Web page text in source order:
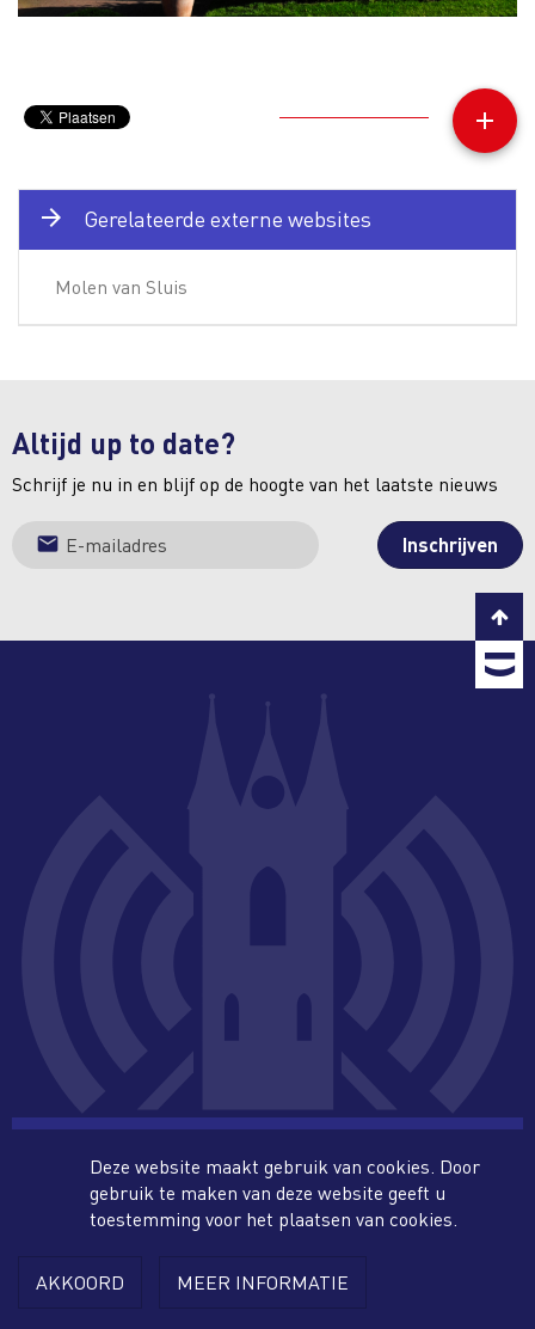
Deze website maakt gebruik van cookies. Door
gebruik te maken van deze website geeft u
toestemming voor het plaatsen van cookies.
AKKOORD MEER INFORMATIE
add
 Gerelateerde externe websites
Molen van Sluis
Altijd up to date?
Schrijf je nu in en blijf op de hoogte van het laatste nieuws
more_horiz
facebook
twitter